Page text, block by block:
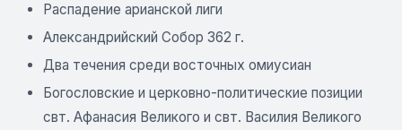
Распадение арианской лиги
Александрийский Собор 362 г.
Два течения среди восточных омиусиан
Богословские и церковно-политические позиции
свт. Афанасия Великого и свт. Василия Великого